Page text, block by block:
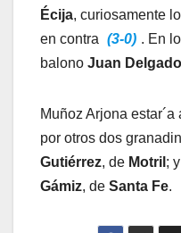
Écija, curiosamente
en contra (3-0) . En
balono Juan Delgado
Muñoz Arjona
por otros dos
Gutiérrez, de Motril ; y
Gámiz, de Santa Fe.